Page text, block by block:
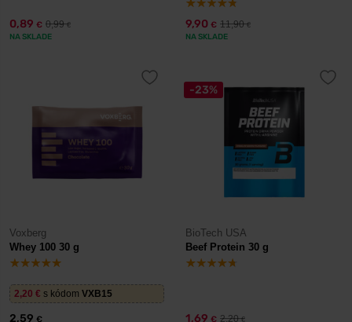
0,89 € 0,99€
NA SKLADE
9,90 € 11,90€
NA SKLADE
Voxberg
Whey 100 30 g
2,20 € s kódom VXB15
2,59 €
-23%
BioTech USA
Beef Protein 30 g
1,69 € 2,20€